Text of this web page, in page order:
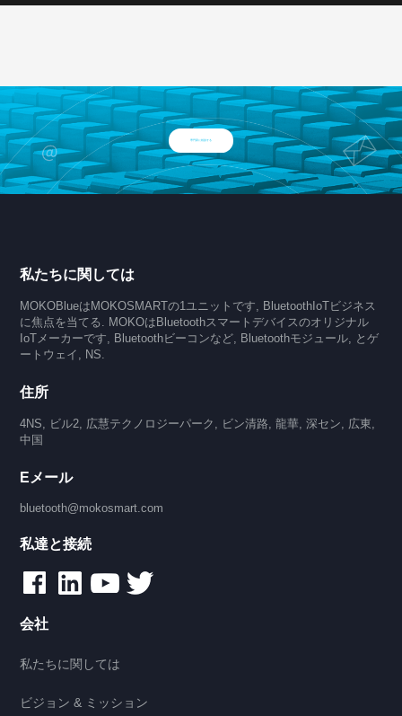
専門家に相談する
私たちに関しては
MOKOBlueはMOKOSMARTの1ユニットです, BluetoothIoTビジネス
に焦点を当てる. MOKOはBluetoothスマートデバイスのオリジナル
IoTメーカーです, Bluetoothビーコンなど, Bluetoothモジュール, とゲ
ートウェイ, NS.
住所
4NS, ビル2, 広慧テクノロジーパーク, ビン清路, 龍華, 深セン, 広東,
中国
Eメール
bluetooth@mokosmart.com
私達と接続
会社
私たちに関しては
ビジョン & ミッション